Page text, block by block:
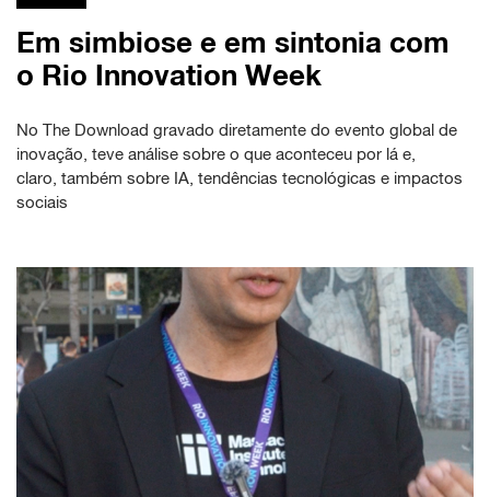
Em simbiose e em sintonia com
o Rio Innovation Week
No The Download gravado diretamente do evento global de
inovação, teve análise sobre o que aconteceu por lá e,
claro, também sobre IA, tendências tecnológicas e impactos
sociais